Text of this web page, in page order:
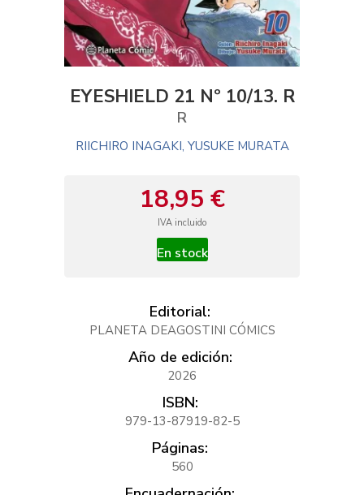
EYESHIELD 21 Nº 10/13. R
R
RIICHIRO INAGAKI, YUSUKE MURATA
18,95 €
IVA incluido
En stock
Editorial:
PLANETA DEAGOSTINI CÓMICS
Año de edición:
2026
ISBN:
979-13-87919-82-5
Páginas:
560